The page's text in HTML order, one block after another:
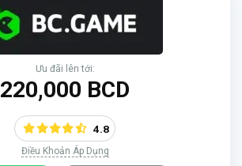
Ưu đãi lên tới:
220,000 BCD
4.8
Điều Khoản Áp Dụng